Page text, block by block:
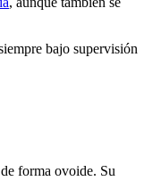
bajo supervisión
de forma ovoide. Su